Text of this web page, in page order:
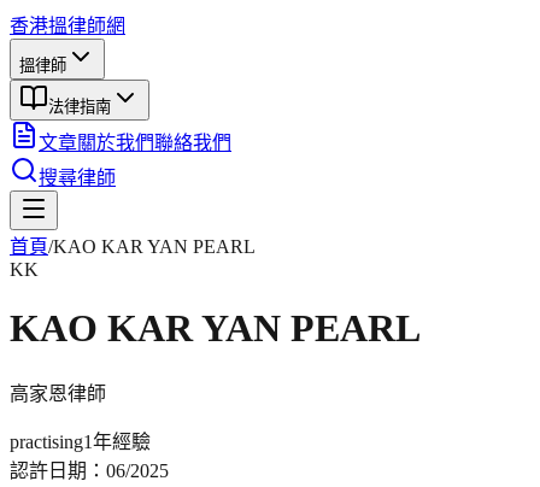
香港搵律師網
搵律師
法律指南
文章關於我們聯絡我們
搜尋律師
首頁/KAO KAR YAN PEARL
KK
KAO KAR YAN PEARL
高家恩律師
practising1年經驗
認許日期： 06/2025